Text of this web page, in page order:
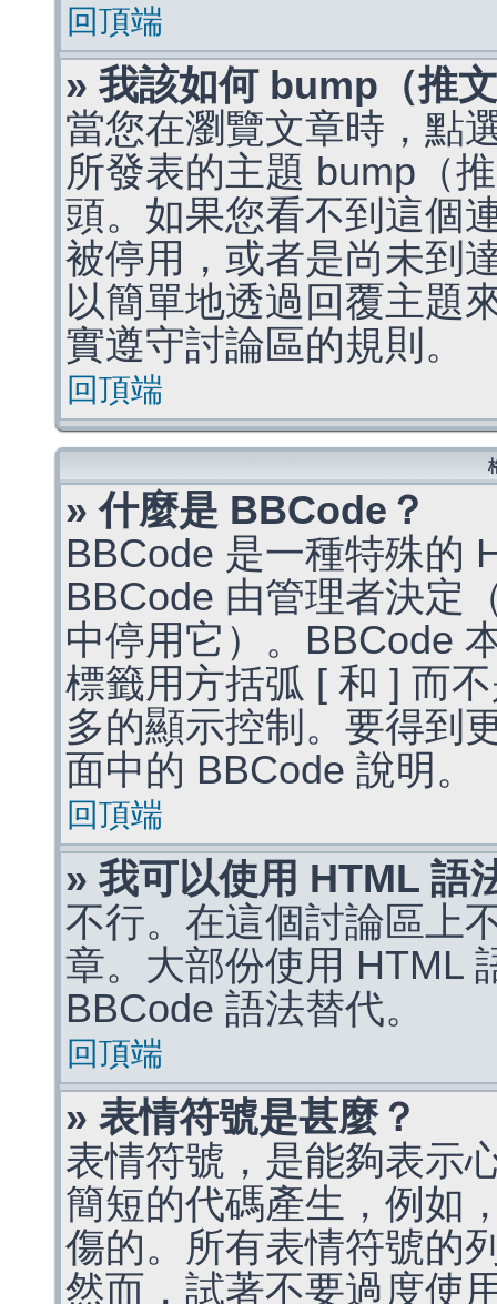
回頂端
» 我該如何 bump（推
當您在瀏覽文章時，點
所發表的主題 bump（
頭。如果您看不到這個
被停用，或者是尚未到
以簡單地透過回覆主題
實遵守討論區的規則。
回頂端
» 什麼是 BBCode？
BBCode 是一種特殊的
BBCode 由管理者決定
中停用它）。BBCode
標籤用方括弧 [ 和 ] 而
多的顯示控制。要得到
面中的 BBCode 說明。
回頂端
» 我可以使用 HTML 語
不行。在這個討論區上
章。大部份使用 HTML
BBCode 語法替代。
回頂端
» 表情符號是甚麼？
表情符號，是能夠表示
簡短的代碼產生，例如
傷的。所有表情符號的
然而，試著不要過度使